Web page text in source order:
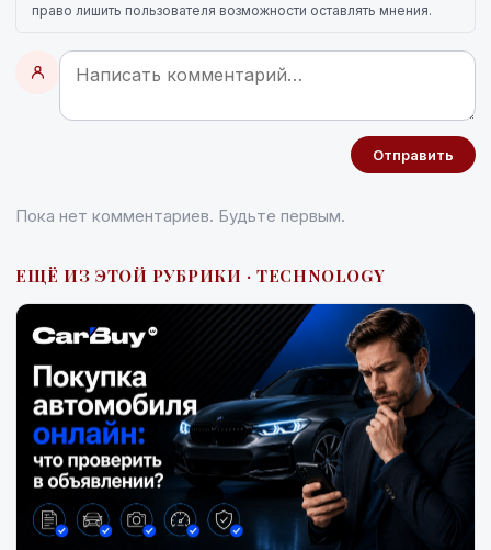
право лишить пользователя возможности оставлять мнения.
Отправить
Пока нет комментариев. Будьте первым.
ЕЩЁ ИЗ ЭТОЙ РУБРИКИ · TECHNOLOGY